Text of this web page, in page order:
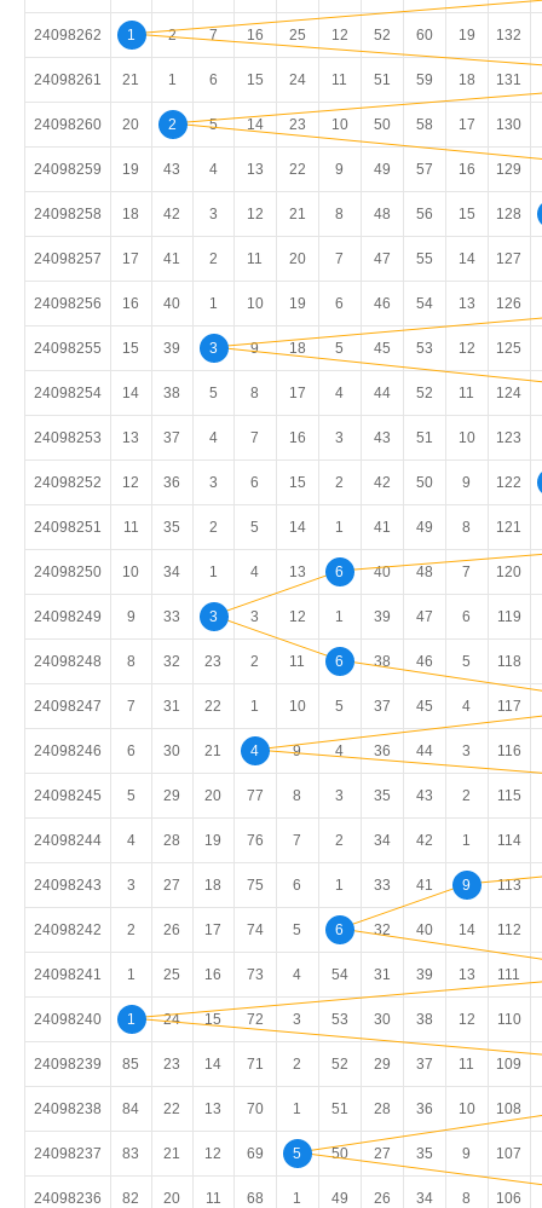
24098262 1 2 7 16 25 12 52 60 19 132
24098261 21 1 6 15 24 11 51 59 18 131
24098260 20 2 5 14 23 10 50 58 17 130
24098259 19 43 4 13 22 9 49 57 16 129
24098258 18 42 3 12 21 8 48 56 15 128
24098257 17 41 2 11 20 7 47 55 14 127
24098256 16 40 1 10 19 6 46 54 13 126
24098255 15 39 3 9 18 5 45 53 12 125
24098254 14 38 5 8 17 4 44 52 11 124
24098253 13 37 4 7 16 3 43 51 10 123
24098252 12 36 3 6 15 2 42 50 9 122
24098251 11 35 2 5 14 1 41 49 8 121
24098250 10 34 1 4 13 6 40 48 7 120
24098249 9 33 3 3 12 1 39 47 6 119
24098248 8 32 23 2 11 6 38 46 5 118
24098247 7 31 22 1 10 5 37 45 4 117
24098246 6 30 21 4 9 4 36 44 3 116
24098245 5 29 20 77 8 3 35 43 2 115
24098244 4 28 19 76 7 2 34 42 1 114
24098243 3 27 18 75 6 1 33 41 9 113
24098242 2 26 17 74 5 6 32 40 14 112
24098241 1 25 16 73 4 54 31 39 13 111
24098240 1 24 15 72 3 53 30 38 12 110
24098239 85 23 14 71 2 52 29 37 11 109
24098238 84 22 13 70 1 51 28 36 10 108
24098237 83 21 12 69 5 50 27 35 9 107
24098236 82 20 11 68 1 49 26 34 8 106